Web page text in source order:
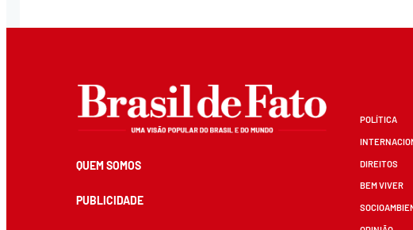
QUEM SOMOS
PUBLICIDADE
POLÍTICA
DIREITOS
BEM VIVER